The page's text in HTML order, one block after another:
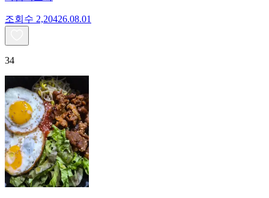
조회수 2,20426.08.01
34